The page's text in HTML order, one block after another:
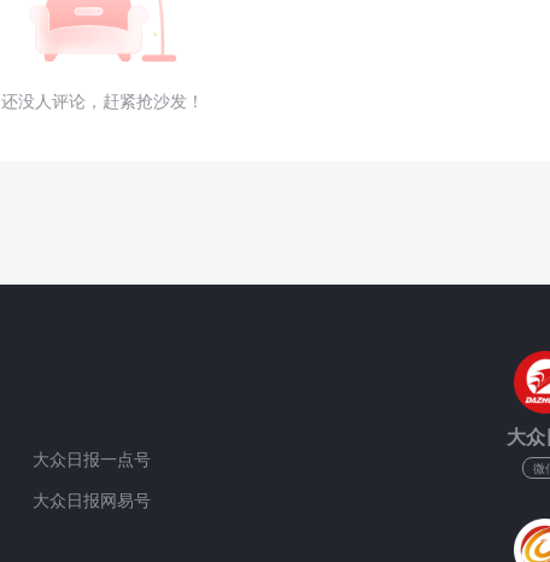
还没人评论，赶紧抢沙发！
大众日报一点号
大众日报网易号
大
微